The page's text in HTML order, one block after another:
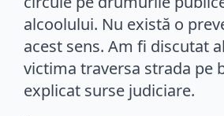
alcoolului. Nu există o
acest sens. Am fi discutat
victima traversa strada pe
explicat surse judiciare.